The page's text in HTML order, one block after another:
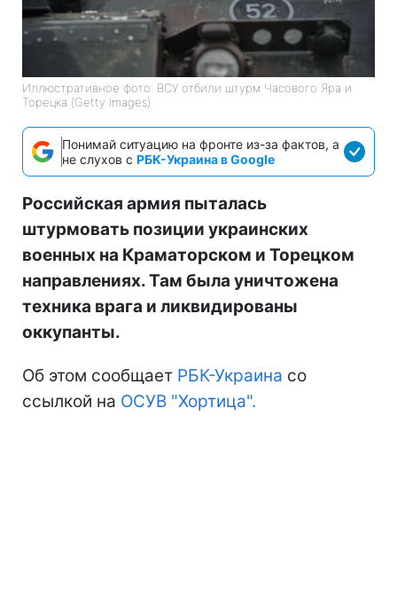
Иллюстративное фото: ВСУ отбили штурм Часового Яра и
Торецка (Getty Images)
Понимай ситуацию на фронте из-за фактов, а
не слухов с РБК-Украина в Google
Российская армия пыталась
штурмовать позиции украинских
военных на Краматорском и Торецком
направлениях. Там была уничтожена
техника врага и ликвидированы
оккупанты.
Об этом сообщает РБК-Украина со
ссылкой на ОСУВ "Хортица".